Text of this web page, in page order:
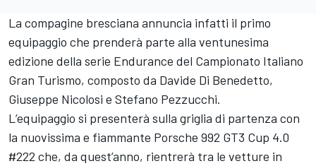
La compagine bresciana annuncia infatti il primo
equipaggio che prenderà parte alla ventunesima
edizione della serie Endurance del Campionato Italiano
Gran Turismo, composto da Davide Di Benedetto,
Giuseppe Nicolosi e Stefano Pezzucchi.
L’equipaggio si presenterà sulla griglia di partenza con
la nuovissima e fiammante Porsche 992 GT3 Cup 4.0
#222 che, da quest’anno, rientrerà tra le vetture in